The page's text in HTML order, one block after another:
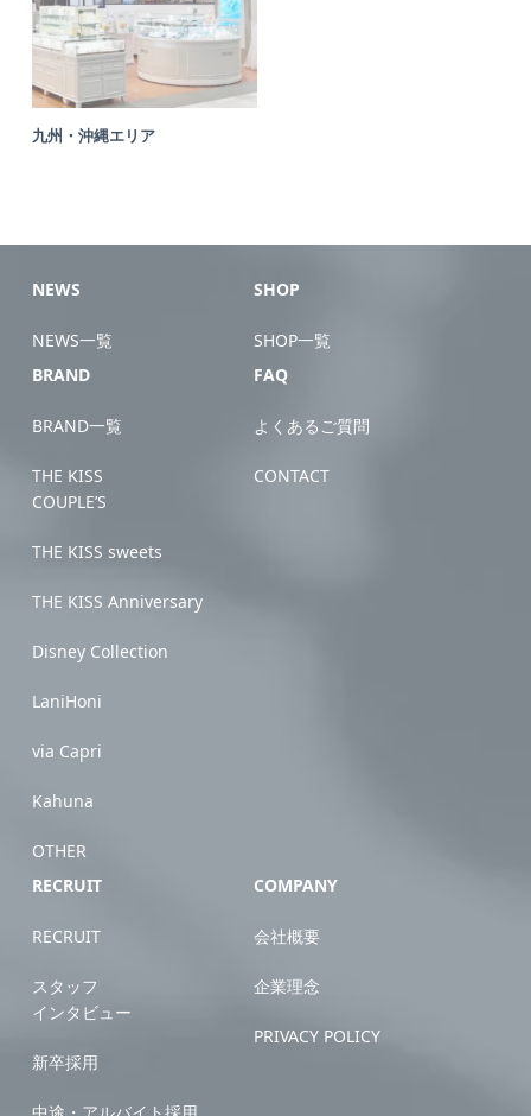
九州・沖縄エリア
NEWS
NEWS一覧
SHOP
SHOP一覧
BRAND
BRAND一覧
THE KISS
COUPLE’S
THE KISS sweets
THE KISS Anniversary
Disney Collection
LaniHoni
via Capri
Kahuna
OTHER
FAQ
よくあるご質問
CONTACT
RECRUIT
RECRUIT
スタッフ
インタビュー
新卒採用
中途・アルバイト採用
COMPANY
会社概要
企業理念
PRIVACY POLICY